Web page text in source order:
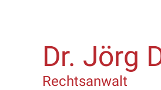
Dr. Jörg
Rechtsanwalt